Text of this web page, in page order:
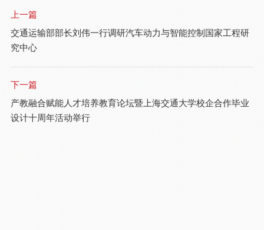
上一篇
交通运输部部长刘伟一行调研汽车动力与智能控制国家工程研
究中心
下一篇
产教融合赋能人才培养教育论坛暨上海交通大学校企合作毕业
设计十周年活动举行